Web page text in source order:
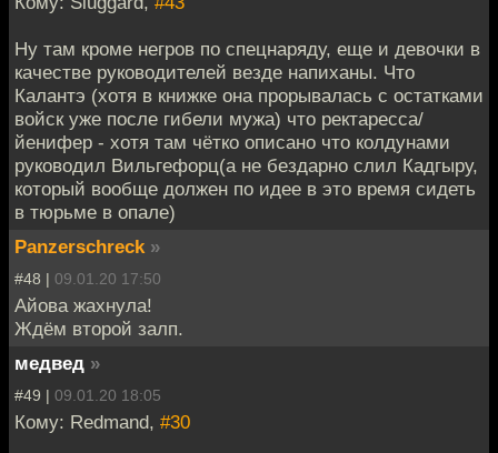
Ну там кроме негров по спецнаряду, еще и девочки в
качестве руководителей везде напиханы. Что
Калантэ (хотя в книжке она прорывалась с остатками
войск уже после гибели мужа) что ректаресса/
йенифер - хотя там чётко описано что колдунами
руководил Вильгефорц(а не бездарно слил Кадгыру,
который вообще должен по идее в это время сидеть
в тюрьме в опале)
Panzerschreck »
#48 | 09.01.20 17:50
Айова жахнула!
Ждём второй залп.
медвед »
#49 | 09.01.20 18:05
Кому: Redmand, #30